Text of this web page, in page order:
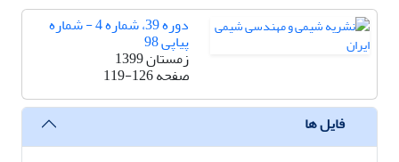
دوره 39، شماره 4 - شماره
پیاپی 98
زمستان 1399
صفحه119-126
فایل ها